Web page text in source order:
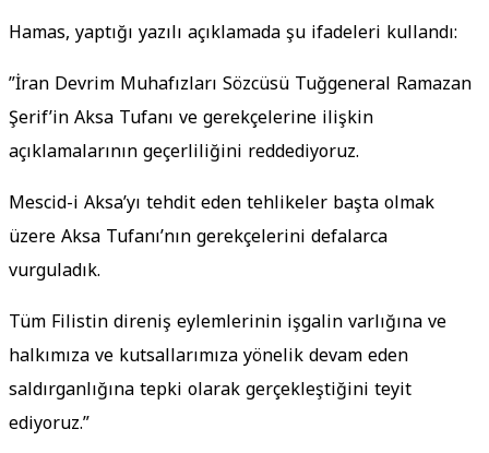
Hamas, yaptığı yazılı açıklamada şu ifadeleri kullandı:
”İran Devrim Muhafızları Sözcüsü Tuğgeneral Ramazan
Şerif’in Aksa Tufanı ve gerekçelerine ilişkin
açıklamalarının geçerliliğini reddediyoruz.
Mescid-i Aksa’yı tehdit eden tehlikeler başta olmak
üzere Aksa Tufanı’nın gerekçelerini defalarca
vurguladık.
Tüm Filistin direniş eylemlerinin işgalin varlığına ve
halkımıza ve kutsallarımıza yönelik devam eden
saldırganlığına tepki olarak gerçekleştiğini teyit
ediyoruz.”